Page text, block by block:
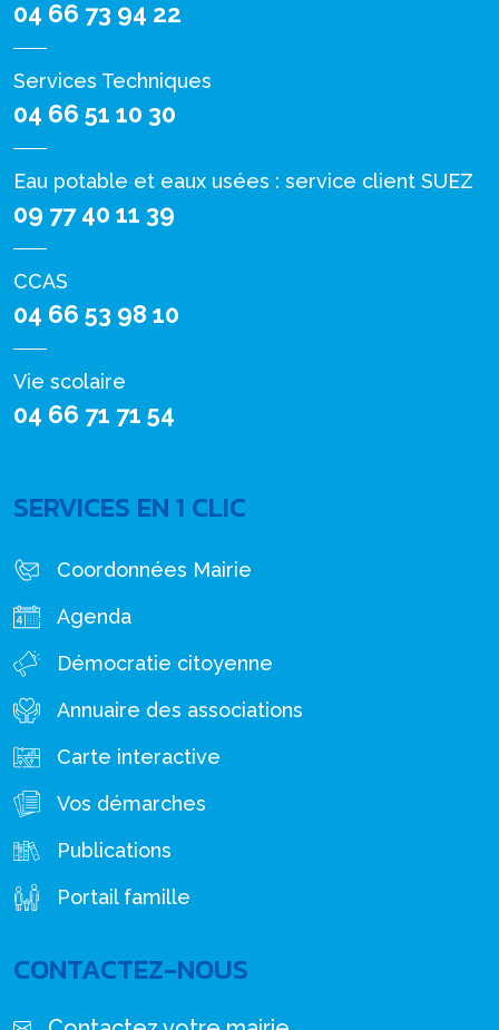
04 66 73 94 22
Services Techniques
04 66 51 10 30
Eau potable et eaux usées : service client SUEZ
09 77 40 11 39
CCAS
04 66 53 98 10
Vie scolaire
04 66 71 71 54
SERVICES EN 1 CLIC
Coordonnées Mairie
Agenda
Démocratie citoyenne
Annuaire des associations
Carte interactive
Vos démarches
Publications
Portail famille
CONTACTEZ-NOUS